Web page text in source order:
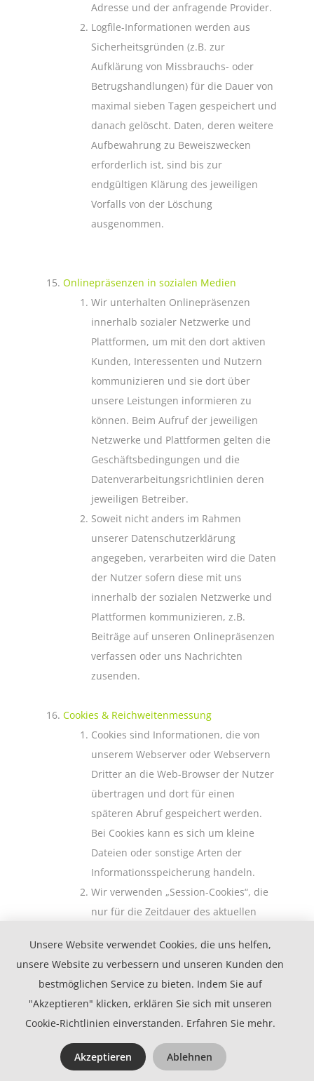
Adresse und der anfragende Provider.
Logfile-Informationen werden aus
Sicherheitsgründen (z.B. zur
Aufklärung von Missbrauchs- oder
Betrugshandlungen) für die Dauer von
maximal sieben Tagen gespeichert und
danach gelöscht. Daten, deren weitere
Aufbewahrung zu Beweiszwecken
erforderlich ist, sind bis zur
endgültigen Klärung des jeweiligen
Vorfalls von der Löschung
ausgenommen.
Onlinepräsenzen in sozialen Medien
Wir unterhalten Onlinepräsenzen
innerhalb sozialer Netzwerke und
Plattformen, um mit den dort aktiven
Kunden, Interessenten und Nutzern
kommunizieren und sie dort über
unsere Leistungen informieren zu
können. Beim Aufruf der jeweiligen
Netzwerke und Plattformen gelten die
Geschäftsbedingungen und die
Datenverarbeitungsrichtlinien deren
jeweiligen Betreiber.
Soweit nicht anders im Rahmen
unserer Datenschutzerklärung
angegeben, verarbeiten wird die Daten
der Nutzer sofern diese mit uns
innerhalb der sozialen Netzwerke und
Plattformen kommunizieren, z.B.
Beiträge auf unseren Onlinepräsenzen
verfassen oder uns Nachrichten
zusenden.
Cookies & Reichweitenmessung
Cookies sind Informationen, die von
unserem Webserver oder Webservern
Dritter an die Web-Browser der Nutzer
übertragen und dort für einen
späteren Abruf gespeichert werden.
Bei Cookies kann es sich um kleine
Dateien oder sonstige Arten der
Informationsspeicherung handeln.
Wir verwenden „Session-Cookies“, die
nur für die Zeitdauer des aktuellen
abgelegt werden (z.B. um die
Speicherung Ihres Login-Status oder
die Warenkorbfunktion und somit die
Nutzung unseres Onlineangebotes
überhaupt ermöglichen zu können). In
einem Session- Cookie wird eine
zufällig erzeugte eindeutige
Unsere Website verwendet Cookies, die uns helfen,
unsere Website zu verbessern und unseren Kunden den
bestmöglichen Service zu bieten. Indem Sie auf
"Akzeptieren" klicken, erklären Sie sich mit unseren
Cookie-Richtlinien einverstanden. Erfahren Sie mehr.
Akzeptieren Ablehnen